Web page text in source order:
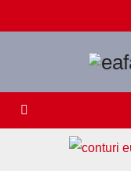
to